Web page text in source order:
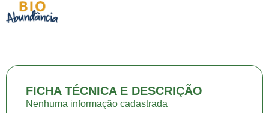
FICHA TÉCNICA E DESCRIÇÃO
Nenhuma informação cadastrada